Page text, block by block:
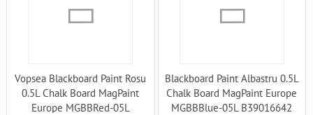
Vopsea Blackboard Paint Rosu
0.5L Chalk Board MagPaint
Europe MGBBRed-05L
Blackboard Paint Albastru 0.5L
Chalk Board MagPaint Europe
MGBBBlue-05L B39016642